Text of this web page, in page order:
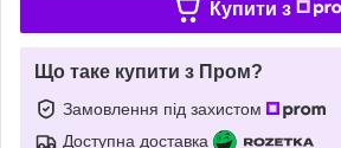
Купити з
Що таке купити з Пром?
Замовлення під захистом
Доступна доставка